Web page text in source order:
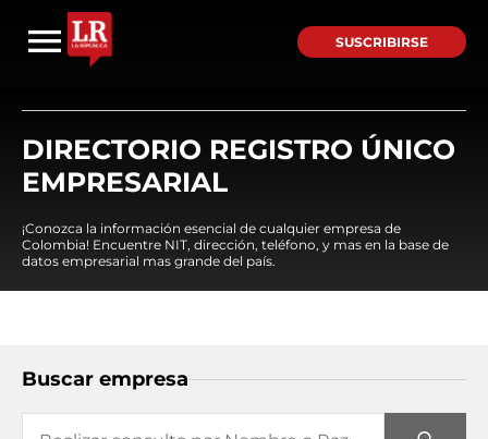
SUSCRIBIRSE
DIRECTORIO REGISTRO ÚNICO
EMPRESARIAL
¡Conozca la información esencial de cualquier empresa de
Colombia! Encuentre NIT, dirección, teléfono, y mas en la base de
datos empresarial mas grande del país.
Buscar empresa